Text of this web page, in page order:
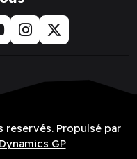
reservés. Propulsé par
GP